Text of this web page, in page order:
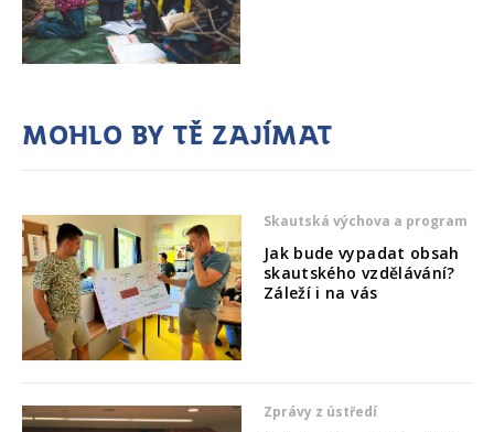
Mohlo by tě zajímat
Skautská výchova a program
Jak bude vypadat obsah
skautského vzdělávání?
Záleží i na vás
Zprávy z ústředí